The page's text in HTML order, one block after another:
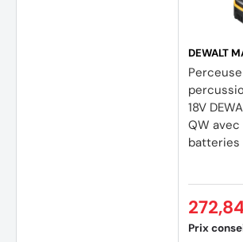
DEWALT
18V
QW
batteries
Prix